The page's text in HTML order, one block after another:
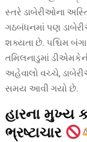
સ્તરે ડાબેરીઓના
ગઠબંધનમાં પણ
શક્યતા છે. પશ્ચિમ
તમિલનાડુમાં
અહેવાલો વચ્ચે,
સમય આવી ગયો છે.
હારના મુખ્ય
ભ્રષ્ટાચાર